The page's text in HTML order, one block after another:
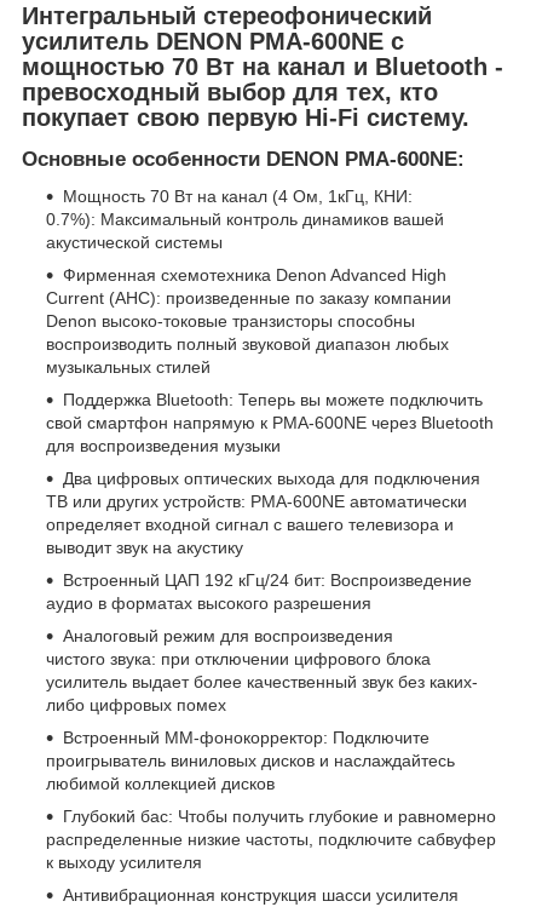
Интегральный стереофонический
усилитель DENON PMA-600NE с
мощностью 70 Вт на канал и Bluetooth -
превосходный выбор для тех, кто
покупает свою первую Hi-Fi систему.
Основные особенности DENON PMA-600NE:
Мощность 70 Вт на канал (4 Ом, 1кГц, КНИ:
0.7%): Максимальный контроль динамиков вашей
акустической системы
Фирменная схемотехника Denon Advanced High
Current (AHC): произведенные по заказу компании
Denon высоко-токовые транзисторы способны
воспроизводить полный звуковой диапазон любых
музыкальных стилей
Поддержка Bluetooth: Теперь вы можете подключить
свой смартфон напрямую к PMA-600NE через Bluetooth
для воспроизведения музыки
Два цифровых оптических выхода для подключения
ТВ или других устройств: PMA-600NE автоматически
определяет входной сигнал с вашего телевизора и
выводит звук на акустику
Встроенный ЦАП 192 кГц/24 бит: Воспроизведение
аудио в форматах высокого разрешения
Аналоговый режим для воспроизведения
чистого звука: при отключении цифрового блока
усилитель выдает более качественный звук без каких-
либо цифровых помех
Встроенный ММ-фонокорректор: Подключите
проигрыватель виниловых дисков и наслаждайтесь
любимой коллекцией дисков
Глубокий бас: Чтобы получить глубокие и равномерно
распределенные низкие частоты, подключите сабвуфер
к выходу усилителя
Антивибрационная конструкция шасси усилителя